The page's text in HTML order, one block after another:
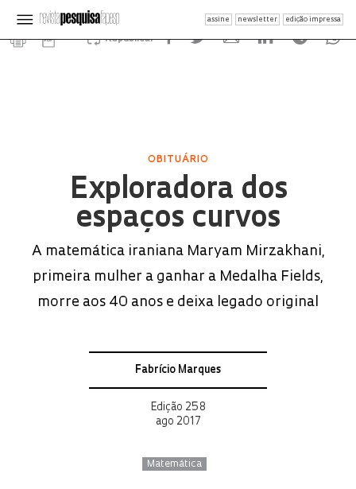
assine newsletter edição impressa
Republicar
OBITUÁRIO
Exploradora dos
espaços curvos
A matemática iraniana Maryam Mirzakhani,
primeira mulher a ganhar a Medalha Fields,
morre aos 40 anos e deixa legado original
Fabrício Marques
Edição 258
ago 2017
Matemática